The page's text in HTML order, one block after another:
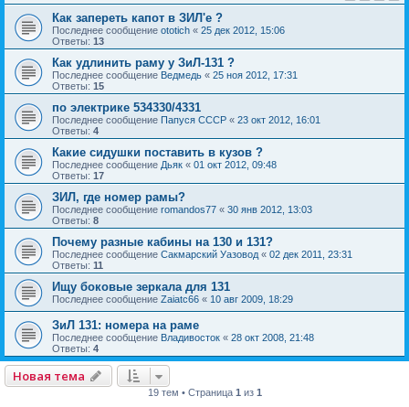
Как запереть капот в ЗИЛ'е ?
Последнее сообщение ototich « 25 дек 2012, 15:06
Ответы: 13
Как удлинить раму у ЗиЛ-131 ?
Последнее сообщение Ведмедь « 25 ноя 2012, 17:31
Ответы: 15
по электрике 534330/4331
Последнее сообщение Папуся СССР « 23 окт 2012, 16:01
Ответы: 4
Какие сидушки поставить в кузов ?
Последнее сообщение Дьяк « 01 окт 2012, 09:48
Ответы: 17
ЗИЛ, где номер рамы?
Последнее сообщение romandos77 « 30 янв 2012, 13:03
Ответы: 8
Почему разные кабины на 130 и 131?
Последнее сообщение Сакмарский Уазовод « 02 дек 2011, 23:31
Ответы: 11
Ищу боковые зеркала для 131
Последнее сообщение Zaiatc66 « 10 авг 2009, 18:29
ЗиЛ 131: номера на раме
Последнее сообщение Владивосток « 28 окт 2008, 21:48
Ответы: 4
Новая тема
19 тем • Страница 1 из 1